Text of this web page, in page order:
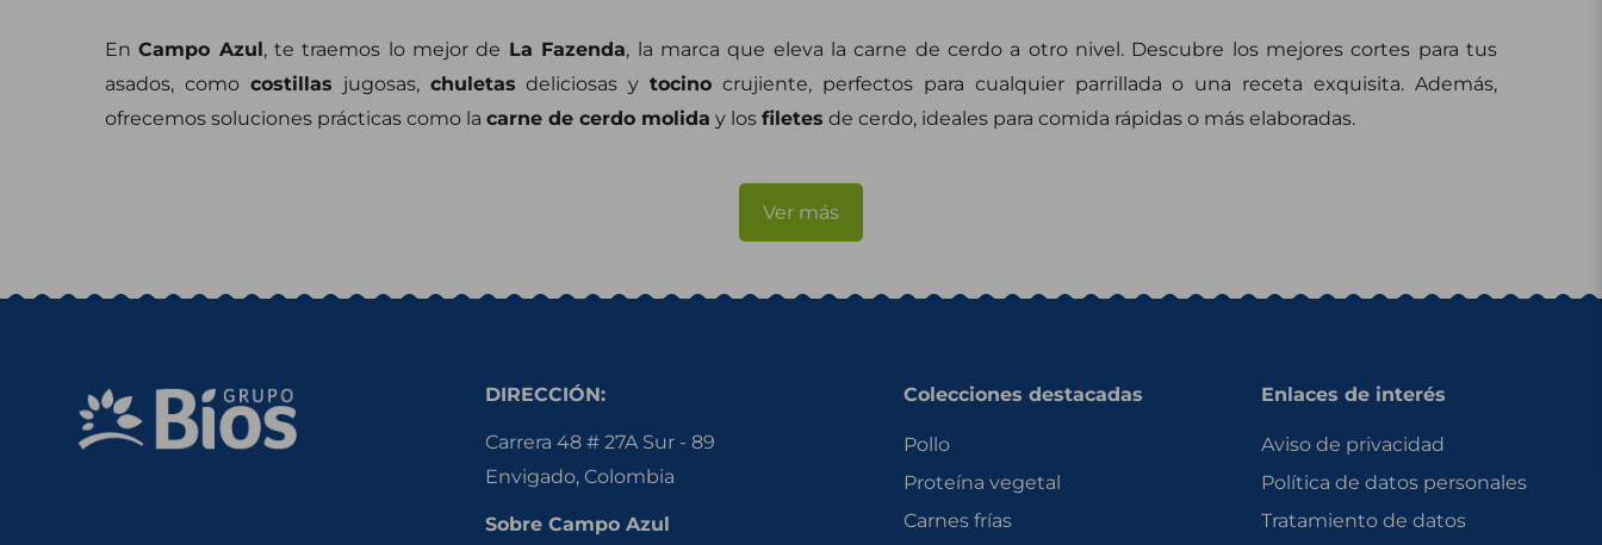
EnCampo Azul, te traemos lo mejor de La Fazenda, la marca que eleva la carne de cerdo a otro nivel. Descubre los mejores cortes para tus
asados, como costillas jugosas, chuletas deliciosas ytocino crujiente, perfectos para cualquier parrillada o una receta exquisita. Además,
ofrecemos soluciones prácticas como la carne de cerdo molida y los filetes de cerdo, ideales para comida rápidas o más elaboradas.
Ver más
DIRECCIÓN:
Carrera 48 # 27A Sur - 89
Envigado, Colombia
Sobre Campo Azul
Colecciones destacadas
Pollo
Proteína vegetal
Carnes frías
Enlaces de interés
Aviso de privacidad
Política de datos personales
Tratamiento de datos